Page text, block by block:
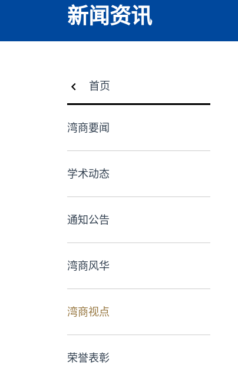
新闻资讯
首页
湾商要闻
学术动态
通知公告
湾商风华
湾商视点
荣誉表彰